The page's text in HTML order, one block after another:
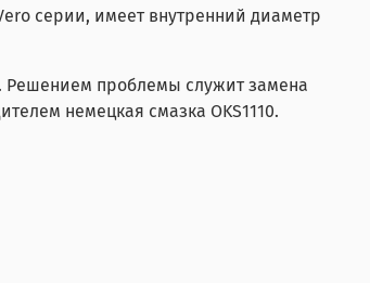
серии, имеет внутренний диаметр
Решением проблемы служит замена
немецкая смазка OKS1110.